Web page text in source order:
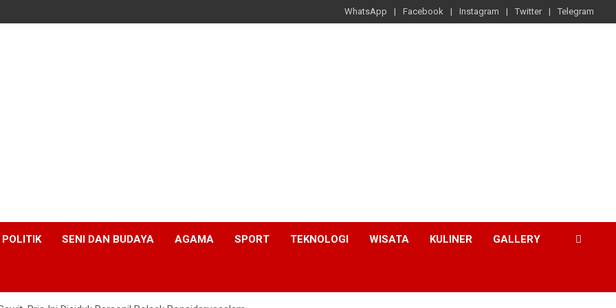
WhatsApp Facebook Instagram Twitter Telegram
POLITIK SENI DAN BUDAYA AGAMA SPORT TEKNOLOGI WISATA KULINER GALLERY